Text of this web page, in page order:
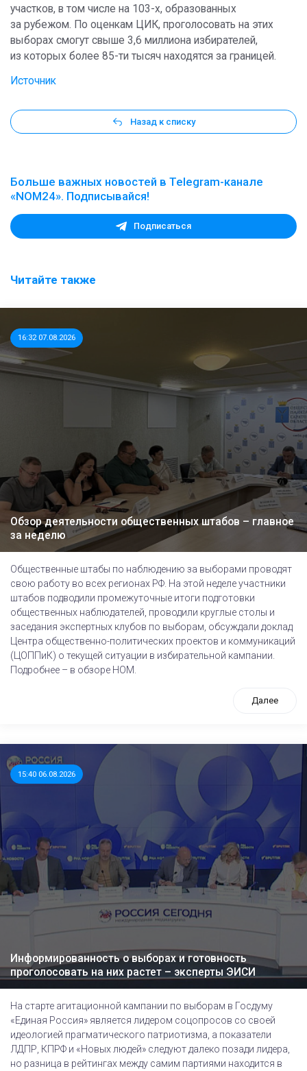
участков, в том числе на 103-х, образованных
за рубежом. По оценкам ЦИК, проголосовать на этих
выборах смогут свыше 3,6 миллиона избирателей,
из которых более 85-ти тысяч находятся за границей.
Источник
Назад к списку
Больше важных новостей в Telegram-канале
«NOM24». Подписывайся!
Подписаться
Читайте также
16:32 07.08.2026
Обзор деятельности общественных штабов – главное
за неделю
Общественные штабы по наблюдению за выборами проводят
свою работу во всех регионах РФ. На этой неделе участники
штабов подводили промежуточные итоги подготовки
общественных наблюдателей, проводили круглые столы и
заседания экспертных клубов по выборам, обсуждали доклад
Центра общественно-политических проектов и коммуникаций
(ЦОППиК) о текущей ситуации в избирательной кампании.
Подробнее – в обзоре НОМ.
Далее
15:40 06.08.2026
Информированность о выборах и готовность
проголосовать на них растет – эксперты ЭИСИ
На старте агитационной кампании по выборам в Госдуму
«Единая Россия» является лидером соцопросов со своей
идеологией прагматического патриотизма, а показатели
ЛДПР, КПРФ и «Новых людей» следуют далеко позади лидера,
но разница в рейтингах между самим партиями находится в